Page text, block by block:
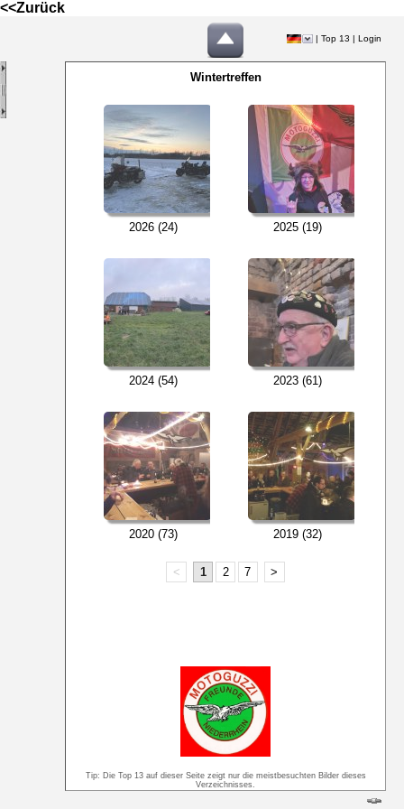
<<Zurück
| Top 13 | Login
Wintertreffen
2026 (24) 2025 (19)
2024 (54) 2023 (61)
2020 (73) 2019 (32)
< 1 2 7 >
Tip: Die Top 13 auf dieser Seite zeigt nur die meistbesuchten Bilder dieses
Verzeichnisses.